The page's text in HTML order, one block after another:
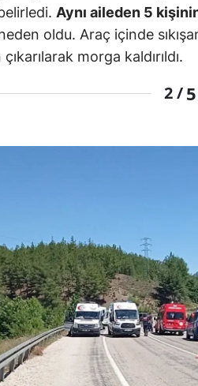
Kastamonu
Kayseri
Kırklareli
Kocaeli
Malatya
Manisa
Mardin
Muğla
Aynı aileden 5
oldu. Araç içinde
morga kaldırıldı.
2 /5